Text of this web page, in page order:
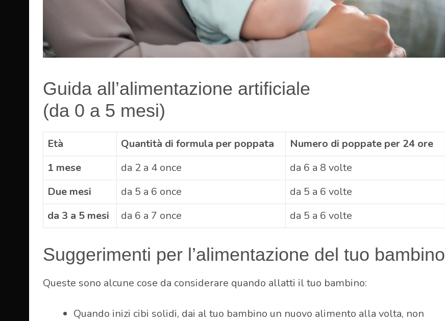
Guida all’alimentazione artificiale
(da 0 a 5 mesi)
Età Quantità di formula per poppata
Numero di poppate per 24 ore
1 mese
da 2 a 4 once
da 6 a 8 volte
Due mesi
da 5 a 6 once
da 5 a 6 volte
da 3 a 5 mesi
da 6 a 7 once da 5 a 6 volte
Suggerimenti per l’alimentazione del tuo bambino
Queste sono alcune cose da considerare quando allatti il ​​tuo bambino:
Quando inizi cibi solidi, dai al tuo bambino un nuovo alimento alla volta, non